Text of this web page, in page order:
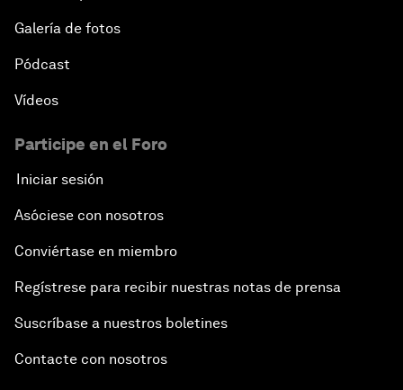
Galería de fotos
Pódcast
Vídeos
Participe en el Foro
Iniciar sesión
Asóciese con nosotros
Conviértase en miembro
Regístrese para recibir nuestras notas de prensa
Suscríbase a nuestros boletines
Contacte con nosotros